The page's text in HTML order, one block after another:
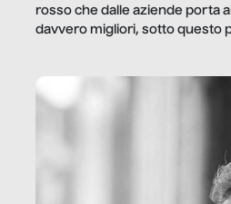
rosso che dalle aziende porta
davvero migliori, sotto questo